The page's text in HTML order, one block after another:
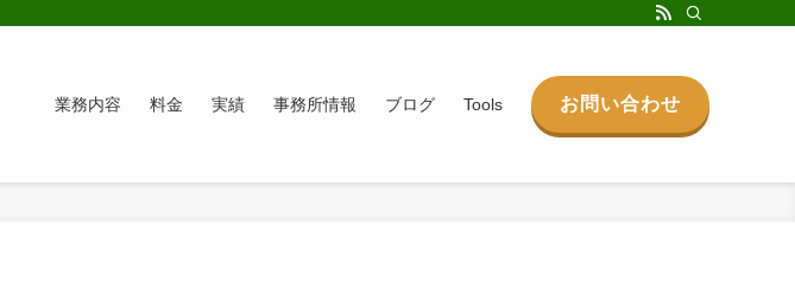
業務内容 料金 実績 事務所情報 ブログ Tools お問い合わせ